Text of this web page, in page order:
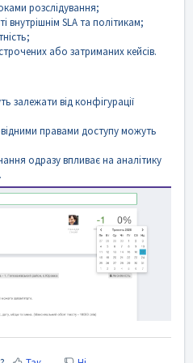
розслідування;
внутрішнім SLA та політикам;
або затриманих кейсів.
залежати від конфігурації
правами доступу можуть
одразу впливає на аналітику